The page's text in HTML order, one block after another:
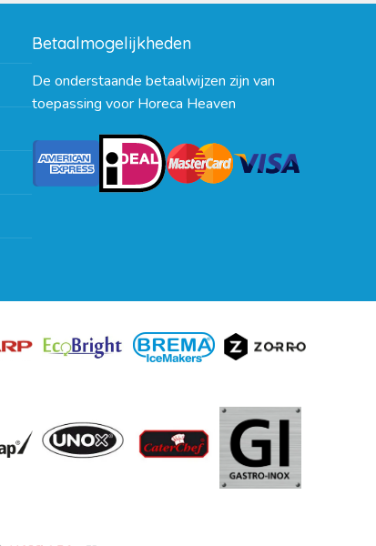
Betaalmogelijkheden
De onderstaande betaalwijzen zijn van
toepassing voor Horeca Heaven